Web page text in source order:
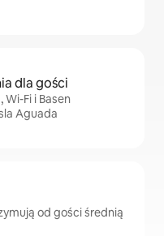
dla gości
Fi i Basen
Aguada
od gości średnią